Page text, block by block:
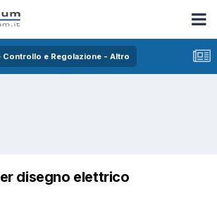
Controllo e Regolazione - Altro
disegno elettrico